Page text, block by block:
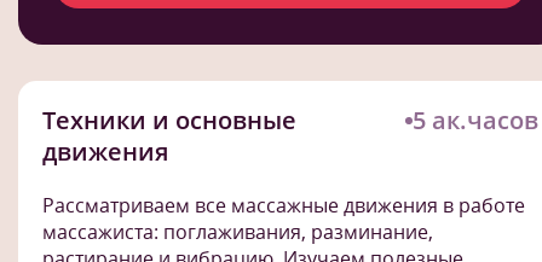
Техники и основные
движения
5 ак.часов
Рассматриваем все массажные движения в работе
массажиста: поглаживания, разминание,